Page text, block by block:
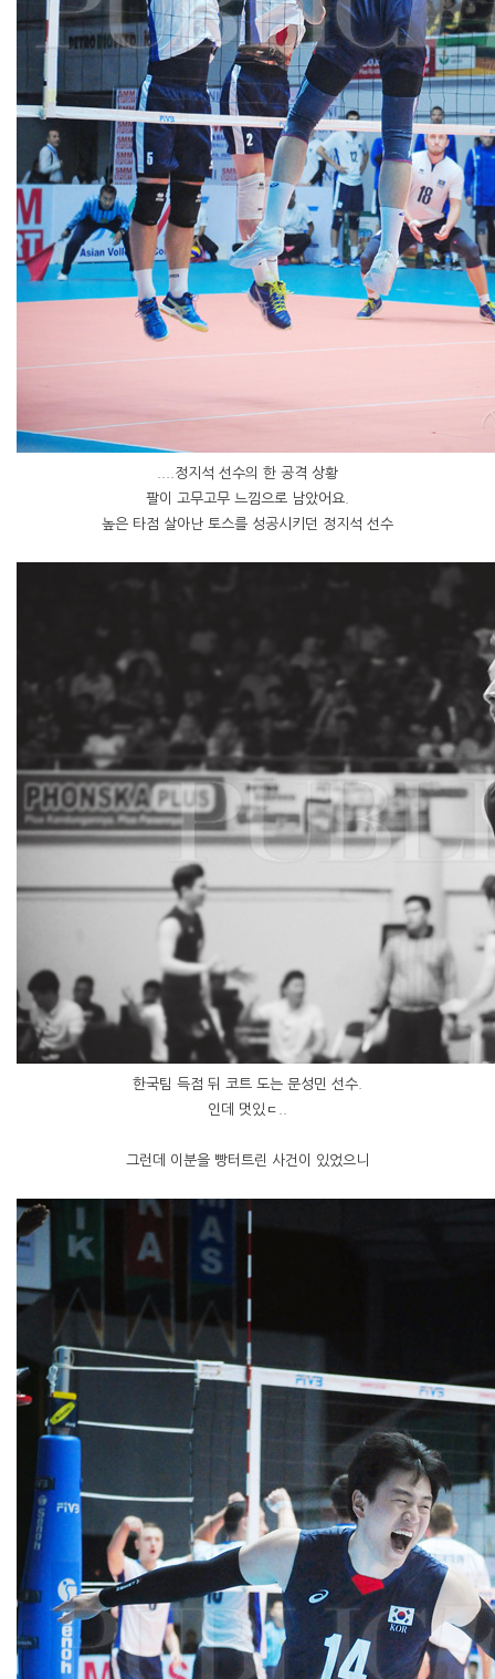
....정지석 선수의 한 공격 상황
팔이 고무고무 느낌으로 남았어요.
높은 타점 살아난 토스를 성공시키던 정지석 선수
한국팀 득점 뒤 코트 도는 문성민 선수.
인데 멋있ㄷ..
그런데 이분을 빵터트린 사건이 있었으니